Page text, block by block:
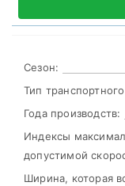
Сезон:
Тип
Года производств:
Индексы
допустимой
Ширина, которая